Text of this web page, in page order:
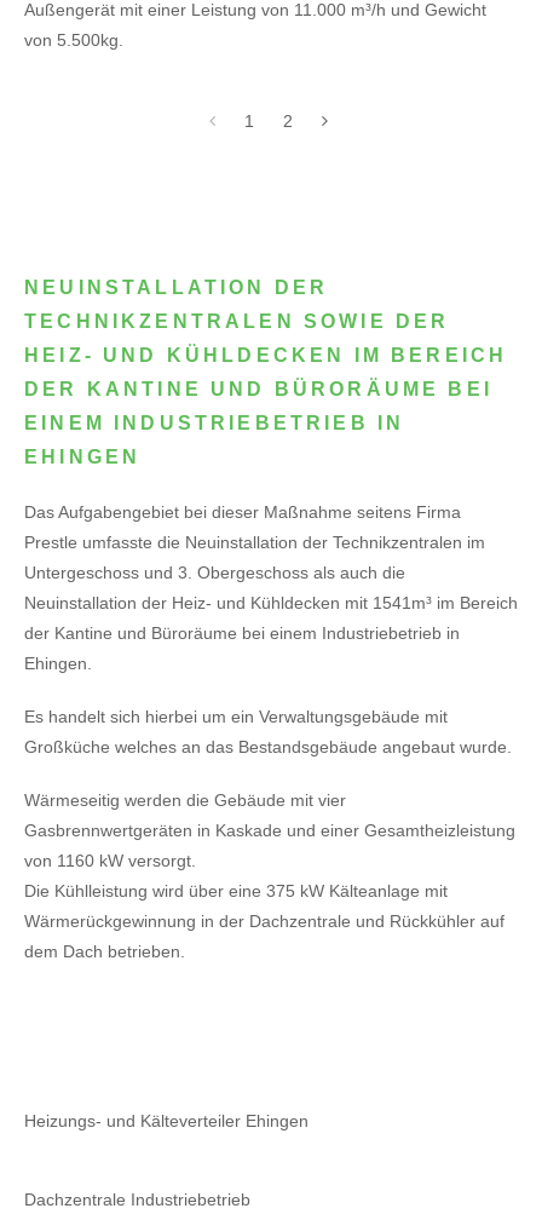
Außengerät mit einer Leistung von 11.000 m³/h und Gewicht
von 5.500kg.
1 2
NEUINSTALLATION DER
TECHNIKZENTRALEN SOWIE DER
HEIZ- UND KÜHLDECKEN IM BEREICH
DER KANTINE UND BÜRORÄUME BEI
EINEM INDUSTRIEBETRIEB IN
EHINGEN
Das Aufgabengebiet bei dieser Maßnahme seitens Firma
Prestle umfasste die Neuinstallation der Technikzentralen im
Untergeschoss und 3. Obergeschoss als auch die
Neuinstallation der Heiz- und Kühldecken mit 1541m³ im Bereich
der Kantine und Büroräume bei einem Industriebetrieb in
Ehingen.
Es handelt sich hierbei um ein Verwaltungsgebäude mit
Großküche welches an das Bestandsgebäude angebaut wurde.
Wärmeseitig werden die Gebäude mit vier
Gasbrennwertgeräten in Kaskade und einer Gesamtheizleistung
von 1160 kW versorgt.
Die Kühlleistung wird über eine 375 kW Kälteanlage mit
Wärmerückgewinnung in der Dachzentrale und Rückkühler auf
dem Dach betrieben.
Heizungs- und Kälteverteiler Ehingen
Dachzentrale Industriebetrieb